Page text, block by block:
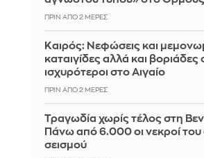
ΠΡΙΝ ΑΠΌ 2 ΜΈΡΕΣ
Καιρός: Νεφώσεις και
καταιγίδες αλλά και βοριάδες
ισχυρότεροι στο Αιγαίο
ΠΡΙΝ ΑΠΌ 2 ΜΈΡΕΣ
Τραγωδία χωρίς τέλος στη
Πάνω από 6.000 οι νεκροί του
σεισμού